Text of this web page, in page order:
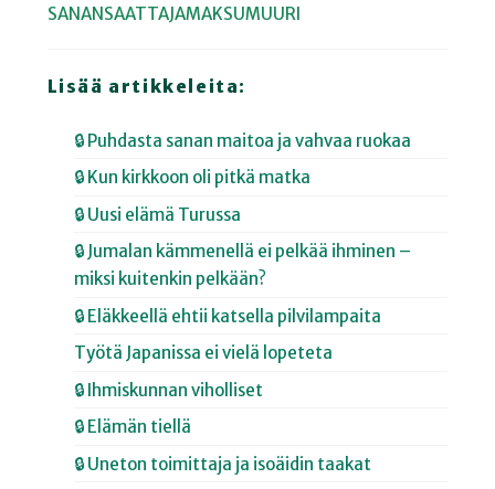
SANANSAATTAJAMAKSUMUURI
Lisää artikkeleita:
🔒 Puhdasta sanan maitoa ja vahvaa ruokaa
🔒 Kun kirkkoon oli pitkä matka
🔒 Uusi elämä Turussa
🔒 Jumalan kämmenellä ei pelkää ihminen –
miksi kuitenkin pelkään?
🔒 Eläkkeellä ehtii katsella pilvilampaita
Työtä Japanissa ei vielä lopeteta
🔒 Ihmiskunnan viholliset
🔒 Elämän tiellä
🔒 Uneton toimittaja ja isoäidin taakat